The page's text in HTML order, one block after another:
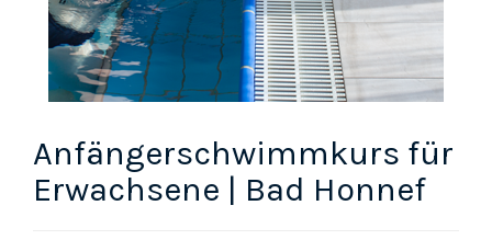
Anfängerschwimmkurs für
Erwachsene | Bad Honnef